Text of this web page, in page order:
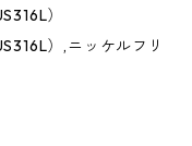
）
）,ニッケルフリ